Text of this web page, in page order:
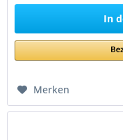
In
Merken